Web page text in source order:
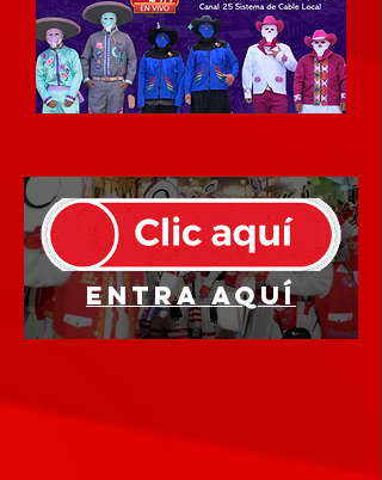
Entra aquí